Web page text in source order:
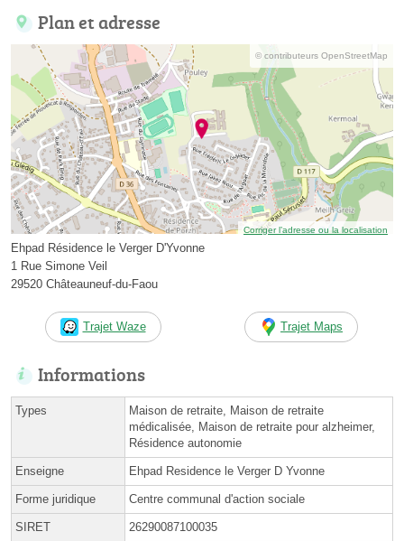
Plan et adresse
© contributeurs OpenStreetMap
Corriger l’adresse ou la localisation
Ehpad Résidence le Verger D'Yvonne
1 Rue Simone Veil
29520 Châteauneuf-du-Faou
Trajet Waze Trajet Maps
Informations
Types
Maison de retraite, Maison de retraite
médicalisée, Maison de retraite pour alzheimer,
Résidence autonomie
Enseigne Ehpad Residence le Verger D Yvonne
Forme juridique Centre communal d'action sociale
SIRET 26290087100035